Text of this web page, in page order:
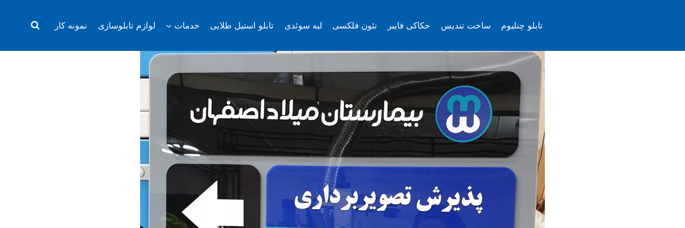
تابلو چنلیوم ساخت تندیس حکاکی فایبر نئون فلکسی لبه سوئدی تابلو استیل طلایی خدمات لوازم تابلوسازی نمونه کار